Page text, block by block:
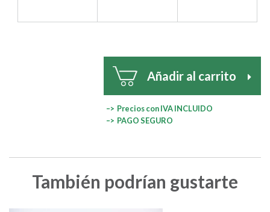
Añadir al carrito
–> Precios con IVA INCLUIDO
–> PAGO SEGURO
También podrían gustarte